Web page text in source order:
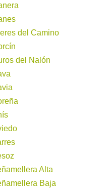
del Camino
del Nalón
Alta
Baja